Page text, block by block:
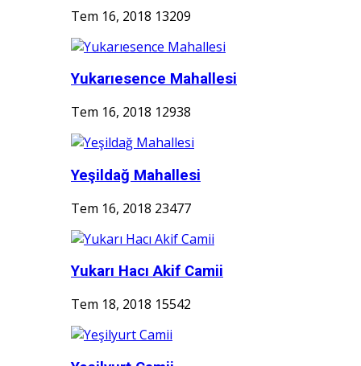
Tem 16, 2018 13209
Yukarıesence Mahallesi
Tem 16, 2018 12938
Yeşildağ Mahallesi
Tem 16, 2018 23477
Yukarı Hacı Akif Camii
Tem 18, 2018 15542